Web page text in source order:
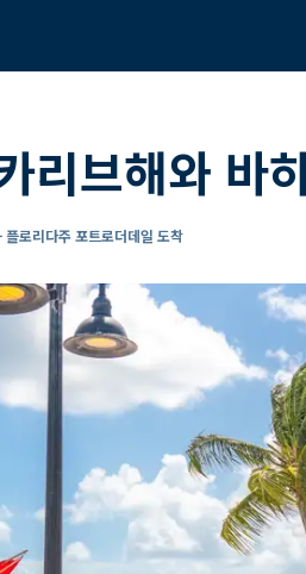
리브해와 바
로리다주 포트로더데일 도착